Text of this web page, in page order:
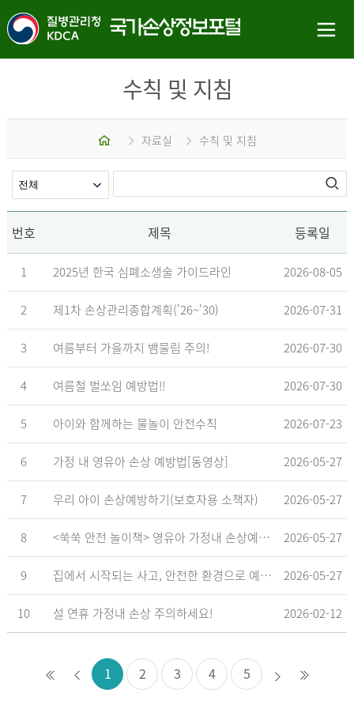
수칙 및 지침
자료실 수칙 및 지침
번호 제목 등록일
1 2025년 한국 심폐소생술 가이드라인 2026-08-05
2 제1차 손상관리종합계획('26~'30) 2026-07-31
3 여름부터 가을까지 뱀물림 주의! 2026-07-30
4 여름철 벌쏘임 예방법!! 2026-07-30
5 아이와 함께하는 물놀이 안전수칙 2026-07-23
6 가정 내 영유아 손상 예방법[동영상] 2026-05-27
7 우리 아이 손상예방하기(보호자용 소책자) 2026-05-27
8 <쑥쑥 안전 놀이책> 영유아 가정내 손상예방_영유아 놀이형 교육 교재 2026-05-27
9 집에서 시작되는 사고, 안전한 환경으로 예방해요 2026-05-27
10 설 연휴 가정내 손상 주의하세요! 2026-02-12
1 2 3 4 5